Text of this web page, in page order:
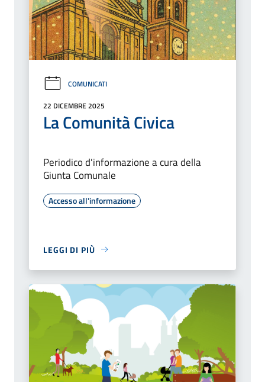
COMUNICATI
22 DICEMBRE 2025
La Comunità Civica
Periodico d'informazione a cura della
Giunta Comunale
Accesso all'informazione
LEGGI DI PIÙ